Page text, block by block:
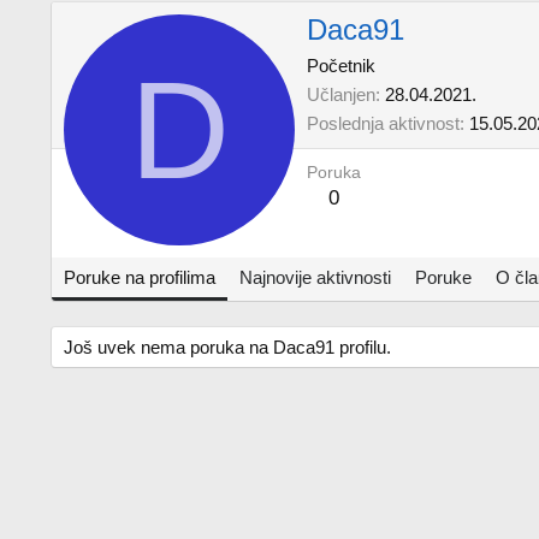
D
Daca91
Početnik
Učlanjen 28.04.2021.
Poslednja aktivnost
Poruka
0
Poruke na profilima Najnovije aktivnosti Poruke O
Još uvek nema poruka na Daca91 profilu.